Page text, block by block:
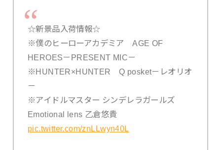
☆新景品入荷情報☆
※僕のヒーローアカデミア AGE OF
HEROES－PRESENT MIC－
※HUNTER×HUNTER Q posket－レオリオ
－
※アイドルマスター シンデレラガールズ
Emotional lens 乙倉悠貴
pic.twitter.com/znLLwyn40L